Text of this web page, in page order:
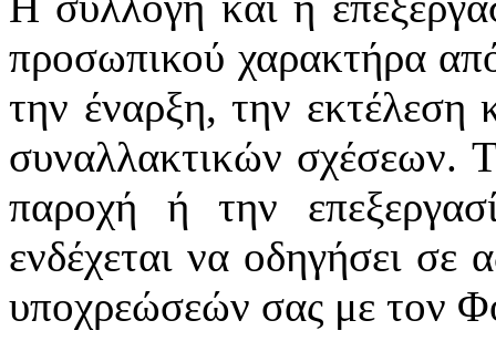
προσωπικού χαρακτήρα
την έναρξη, την εκτέλεση
συναλλακτικών σχέσεων.
παροχή ή την
ενδέχεται να οδηγήσει σε
υποχρεώσεών σας με τον